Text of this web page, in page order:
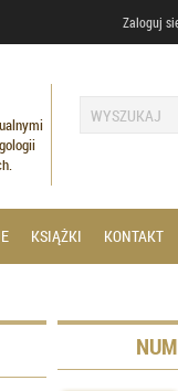
Zaloguj
KSIĄŻKI KONTAKT